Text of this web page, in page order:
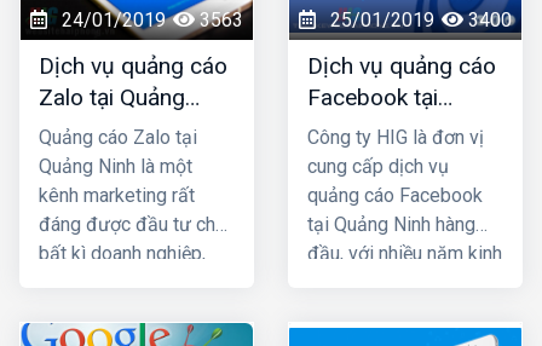
thành công cho rất
nhiều khách hàng trên
khắp Việt Nam.
24/01/2019 3563
Dịch vụ quảng cáo
Zalo tại Quảng
Ninh uy tín và giá
rẻ nhất
Quảng cáo Zalo tại
Quảng Ninh là một
kênh marketing rất
đáng được đầu tư cho
bất kì doanh nghiệp,
dành cho giới trẻ. Bởi lẽ
25/01/2019 3400
Dịch vụ quảng cáo
Facebook tại
Quảng Ninh giá rẻ,
uy tín nhất
Công ty HIG là đơn vị
cung cấp dịch vụ
quảng cáo Facebook
tại Quảng Ninh hàng
đầu, với nhiều năm kinh
khách hàng lớn nhỏ ở